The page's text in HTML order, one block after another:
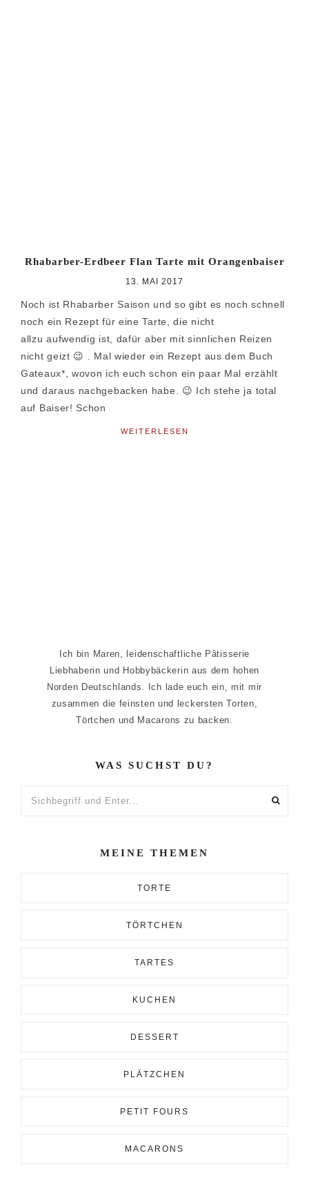
Rhabarber-Erdbeer Flan Tarte mit Orangenbaiser
13. MAI 2017
Noch ist Rhabarber Saison und so gibt es noch schnell
noch ein Rezept für eine Tarte, die nicht
allzu aufwendig ist, dafür aber mit sinnlichen Reizen
nicht geizt 😉 . Mal wieder ein Rezept aus dem Buch
Gateaux*, wovon ich euch schon ein paar Mal erzählt
und daraus nachgebacken habe. 😉 Ich stehe ja total
auf Baiser! Schon
WEITERLESEN
Ich bin Maren, leidenschaftliche Pâtisserie
Liebhaberin und Hobbybäckerin aus dem hohen
Norden Deutschlands. Ich lade euch ein, mit mir
zusammen die feinsten und leckersten Torten,
Törtchen und Macarons zu backen.
WAS SUCHST DU?
MEINE THEMEN
TORTE
TÖRTCHEN
TARTES
KUCHEN
DESSERT
PLÄTZCHEN
PETIT FOURS
MACARONS